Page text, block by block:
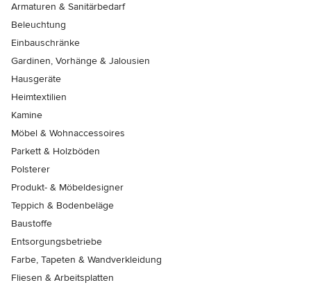
Armaturen & Sanitärbedarf
Beleuchtung
Einbauschränke
Gardinen, Vorhänge & Jalousien
Hausgeräte
Heimtextilien
Kamine
Möbel & Wohnaccessoires
Parkett & Holzböden
Polsterer
Produkt- & Möbeldesigner
Teppich & Bodenbeläge
Baustoffe
Entsorgungsbetriebe
Farbe, Tapeten & Wandverkleidung
Fliesen & Arbeitsplatten